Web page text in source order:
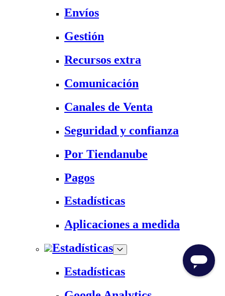
Envíos
Gestión
Recursos extra
Comunicación
Canales de Venta
Seguridad y confianza
Por Tiendanube
Pagos
Estadísticas
Aplicaciones a medida
Estadísticas
Estadísticas